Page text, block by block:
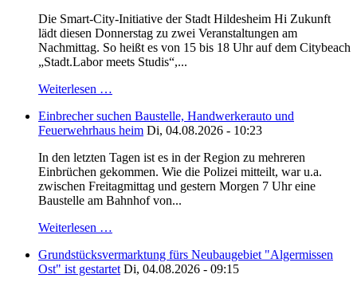
Die Smart-City-Initiative der Stadt Hildesheim Hi Zukunft
lädt diesen Donnerstag zu zwei Veranstaltungen am
Nachmittag. So heißt es von 15 bis 18 Uhr auf dem Citybeach
„Stadt.Labor meets Studis“,...
Weiterlesen …
Einbrecher suchen Baustelle, Handwerkerauto und
Feuerwehrhaus heim Di, 04.08.2026 - 10:23
In den letzten Tagen ist es in der Region zu mehreren
Einbrüchen gekommen. Wie die Polizei mitteilt, war u.a.
zwischen Freitagmittag und gestern Morgen 7 Uhr eine
Baustelle am Bahnhof von...
Weiterlesen …
Grundstücksvermarktung fürs Neubaugebiet "Algermissen
Ost" ist gestartet Di, 04.08.2026 - 09:15